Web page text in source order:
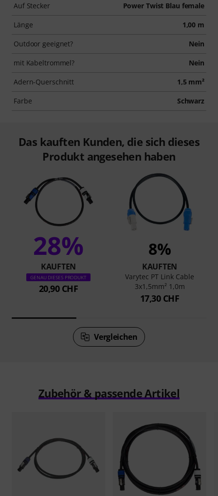
Auf Stecker Power Twist Blau female
Länge 1,00 m
Outdoor geeignet? Nein
mit Kabeltrommel? Nein
Adern-Querschnitt 1,5 mm²
Farbe Schwarz
Das kauften Kunden, die sich dieses
Produkt angesehen haben
28%
KAUFTEN
GENAU DIESES PRODUKT
20,90 CHF
8%
KAUFTEN
Varytec PT Link Cable
3x1,5mm² 1,0m
17,30 CHF
Vergleichen
Zubehör & passende Artikel